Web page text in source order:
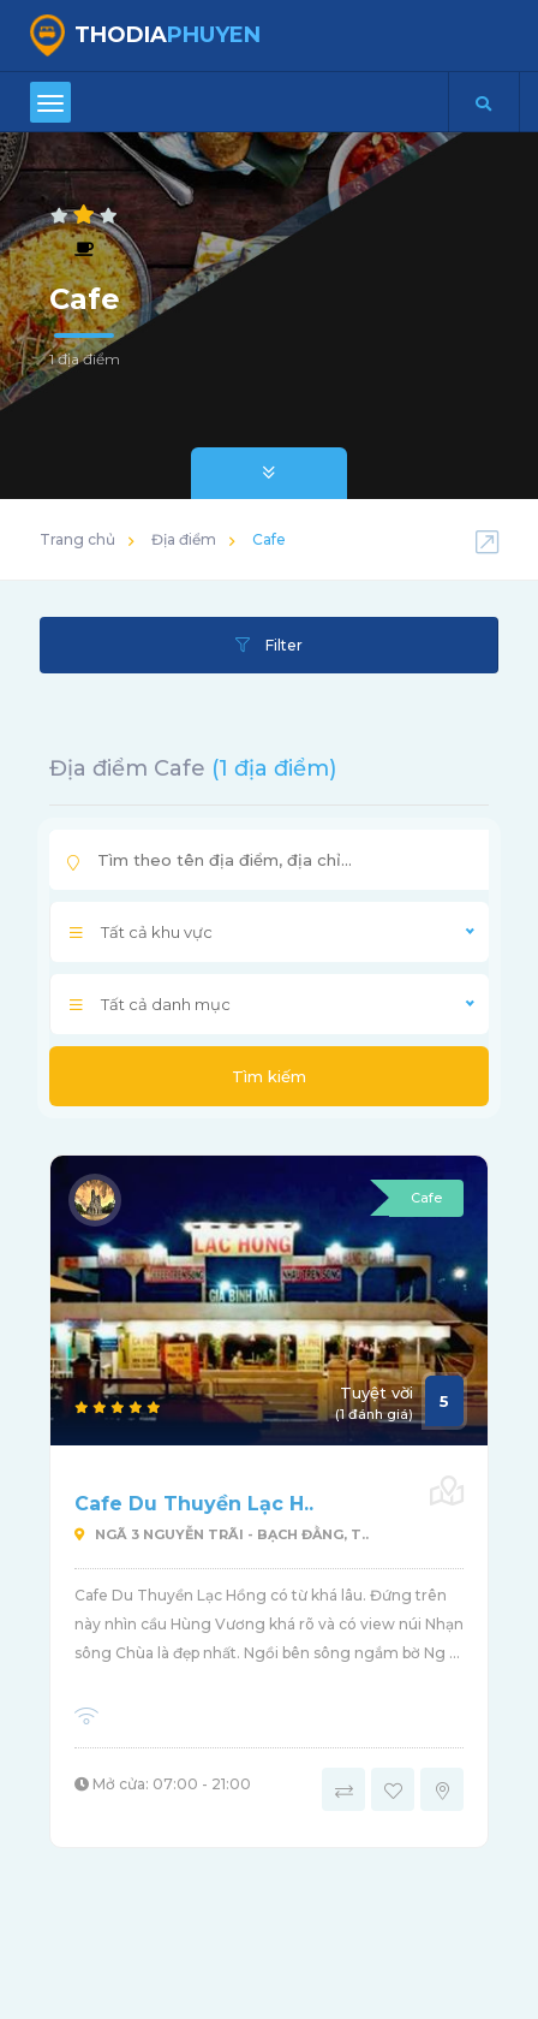
THODIAPHUYEN
Cafe
1 địa điểm
Trang chủ Địa điểm Cafe
Filter
Địa điểm Cafe (1 địa điểm)
Tất cả khu vực
Tất cả danh mục
Tìm kiếm
Cafe
Tuyệt vời
(1 đánh giá)
5
Cafe Du Thuyền Lạc H..
NGÃ 3 NGUYỄN TRÃI - BẠCH ĐẰNG, T..
Cafe Du Thuyền Lạc Hồng có từ khá lâu. Đứng trên
này nhìn cầu Hùng Vương khá rõ và có view núi Nhạn
sông Chùa là đẹp nhất. Ngồi bên sông ngắm bờ Ng ...
Mở cửa: 07:00 - 21:00